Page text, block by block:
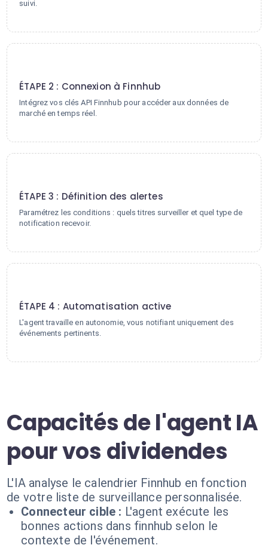
suivi.
ÉTAPE 2 : Connexion à Finnhub
Intégrez vos clés API Finnhub pour accéder aux données de
marché en temps réel.
ÉTAPE 3 : Définition des alertes
Paramétrez les conditions : quels titres surveiller et quel type de
notification recevoir.
ÉTAPE 4 : Automatisation active
L'agent travaille en autonomie, vous notifiant uniquement des
événements pertinents.
Capacités de l'agent IA
pour vos dividendes
L'IA analyse le calendrier Finnhub en fonction
de votre liste de surveillance personnalisée.
Connecteur cible : L'agent exécute les
bonnes actions dans finnhub selon le
contexte de l'événement.